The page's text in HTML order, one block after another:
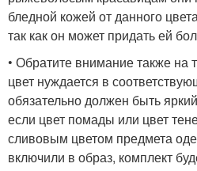
бледной кожей от данного
так как он может придать ей
• Обратите внимание также на
цвет нуждается в
обязательно должен быть
если цвет помады или цвет
сливовым цветом предмета
включили в образ, комплект